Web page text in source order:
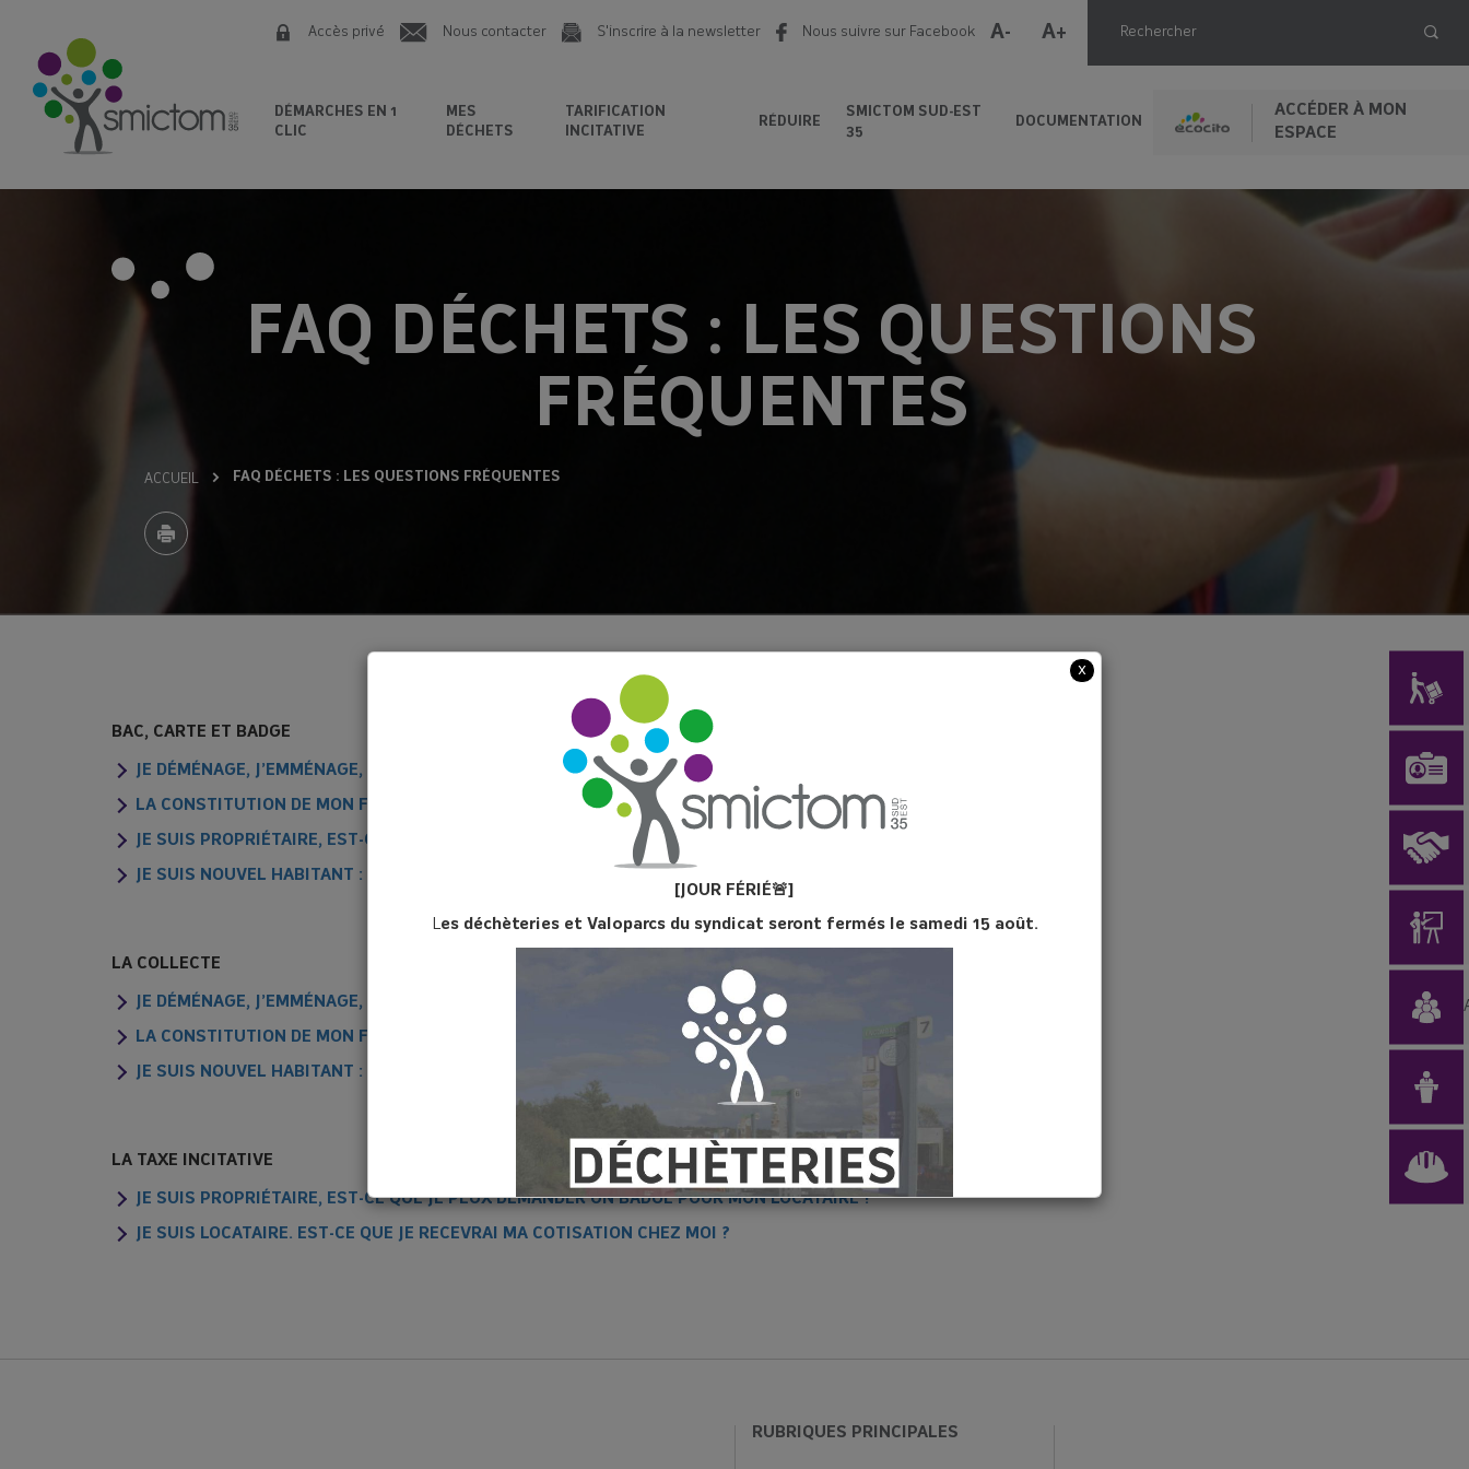
x
[JOUR FÉ RIÉ🚨]
Les déchèteries et Valoparcs du syndicat seront fermés le samedi 15 août.
🤔Réduire vos déchets à la maison ? Rien de plus simple avec le compostage ! 💡
Accès privé Nous contacter S'inscrire à la newsletter Nous suivre sur Facebook A- A+
DÉMARCHES EN 1
CLIC
MES
DÉCHETS
TARIFICATION
INCITATIVE
RÉDUIRE
SMICTOM SUD-EST
35
DOCUMENTATION
ACCÉDER À MON
ESPACE
FAQ DÉCHETS : LES QUESTIONS
FRÉQUENTES
ACCUEIL FAQ DÉCHETS : LES QUESTIONS FRÉQUENTES
BAC, CARTE ET BADGE
JE DÉMÉNAGE, J’EMMÉNAGE, QUE FAIRE DE MON BAC DE COLLECTE ?
LA CONSTITUTION DE MON FOYER A CHANGÉ, PUIS-JE CHANGER DE TAILLE DE BAC ?
JE SUIS PROPRIÉTAIRE, EST-CE QUE JE PEUX DEMANDER UN BADGE POUR MON LOCATAIRE ?
JE SUIS NOUVEL HABITANT : QUELLES DÉMARCHES DOIS-JE EFFECTUER ?
LA COLLECTE
JE DÉMÉNAGE, J’EMMÉNAGE, QUE FAIRE DE MON BAC DE COLLECTE ?
LA CONSTITUTION DE MON FOYER A CHANGÉ, PUIS-JE CHANGER DE TAILLE DE BAC ?
JE SUIS NOUVEL HABITANT : QUELLES DÉMARCHES DOIS-JE EFFECTUER ?
LA TAXE INCITATIVE
JE SUIS PROPRIÉTAIRE, EST-CE QUE JE PEUX DEMANDER UN BADGE POUR MON LOCATAIRE ?
JE SUIS LOCATAIRE. EST-CE QUE JE RECEVRAI MA COTISATION CHEZ MOI ?
RUBRIQUES PRINCIPALES